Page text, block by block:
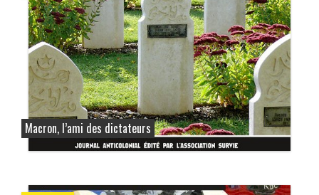
Macron, l’ami des dictateurs